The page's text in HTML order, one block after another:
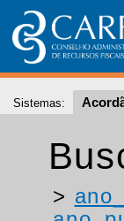
Sistemas:
>